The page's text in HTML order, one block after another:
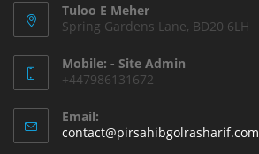
Tuloo E Meher
Spring Gardens Lane, BD20 6LH
Mobile: - Site Admin
+447986131672
Email:
contact@pirsahibgolrasharif.com